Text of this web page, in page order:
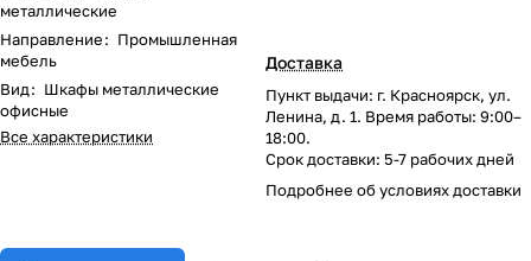
металлические
Направление: Промышленная
мебель
Вид: Шкафы металлические
офисные
Все характеристики
Доставка
Пункт выдачи: г. Красноярск, ул.
Ленина, д. 1. Время работы: 9:00–
18:00.
Срок доставки: 5-7 рабочих дней
Подробнее обусловиях доставки